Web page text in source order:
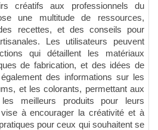
créatifs aux professionnels du
une multitude de ressources,
recettes, et des conseils pour
Les utilisateurs peuvent
qui détaillent les matériaux
de fabrication, et des idées de
des informations sur les
et les colorants, permettant aux
meilleurs produits pour leurs
à encourager la créativité et à
pour ceux qui souhaitent se